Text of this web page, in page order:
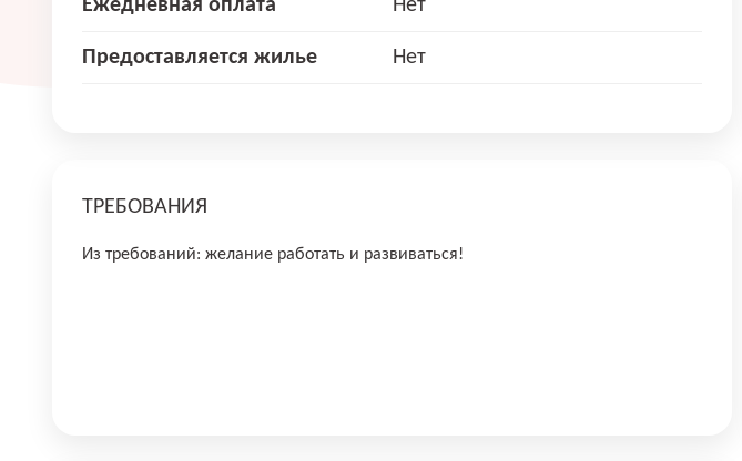
Ежедневная оплата Нет
Предоставляется жилье Нет
ТРЕБОВАНИЯ
Из требований: желание работать и развиваться!